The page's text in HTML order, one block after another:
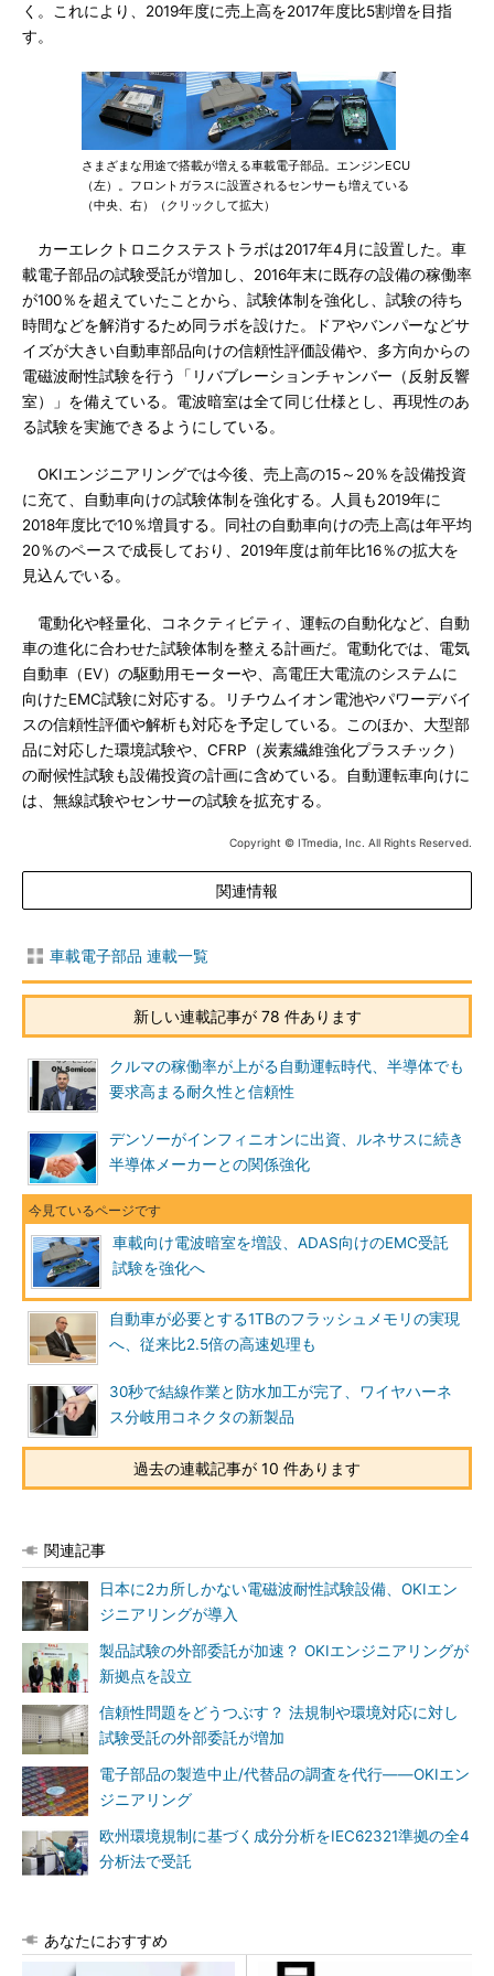
く。これにより、2019年度に売上高を2017年度比5割増を目指
す。
さまざまな用途で搭載が増える車載電子部品。エンジンECU
（左）。フロントガラスに設置されるセンサーも増えている
（中央、右）（クリックして拡大）
カーエレクトロニクステストラボは2017年4月に設置した。車
載電子部品の試験受託が増加し、2016年末に既存の設備の稼働率
が100％を超えていたことから、試験体制を強化し、試験の待ち
時間などを解消するため同ラボを設けた。ドアやバンパーなどサ
イズが大きい自動車部品向けの信頼性評価設備や、多方向からの
電磁波耐性試験を行う「リバブレーションチャンバー（反射反響
室）」を備えている。電波暗室は全て同じ仕様とし、再現性のあ
る試験を実施できるようにしている。
OKIエンジニアリングでは今後、売上高の15～20％を設備投資
に充て、自動車向けの試験体制を強化する。人員も2019年に
2018年度比で10％増員する。同社の自動車向けの売上高は年平均
20％のペースで成長しており、2019年度は前年比16％の拡大を
見込んでいる。
電動化や軽量化、コネクティビティ、運転の自動化など、自動
車の進化に合わせた試験体制を整える計画だ。電動化では、電気
自動車（EV）の駆動用モーターや、高電圧大電流のシステムに
向けたEMC試験に対応する。リチウムイオン電池やパワーデバイ
スの信頼性評価や解析も対応を予定している。このほか、大型部
品に対応した環境試験や、CFRP（炭素繊維強化プラスチック）
の耐候性試験も設備投資の計画に含めている。自動運転車向けに
は、無線試験やセンサーの試験を拡充する。
Copyright © ITmedia, Inc. All Rights Reserved.
関連情報
車載電子部品 連載一覧
新しい連載記事が 78 件あります
クルマの稼働率が上がる自動運転時代、半導体でも
要求高まる耐久性と信頼性
デンソーがインフィニオンに出資、ルネサスに続き
半導体メーカーとの関係強化
車載向け電波暗室を増設、ADAS向けのEMC受託
試験を強化へ
自動車が必要とする1TBのフラッシュメモリの実現
へ、従来比2.5倍の高速処理も
30秒で結線作業と防水加工が完了、ワイヤハーネ
ス分岐用コネクタの新製品
過去の連載記事が 10 件あります
関連記事
日本に2カ所しかない電磁波耐性試験設備、OKIエン
ジニアリングが導入
製品試験の外部委託が加速？ OKIエンジニアリングが
新拠点を設立
信頼性問題をどうつぶす？ 法規制や環境対応に対し
試験受託の外部委託が増加
電子部品の製造中止/代替品の調査を代行――OKIエン
ジニアリング
欧州環境規制に基づく成分分析をIEC62321準拠の全4
分析法で受託
あなたにおすすめ